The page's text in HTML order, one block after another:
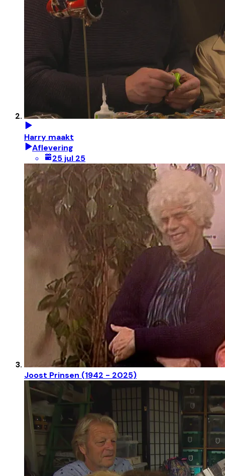
Harry maakt
Aflevering
25 jul 25
Joost Prinsen (1942 - 2025)